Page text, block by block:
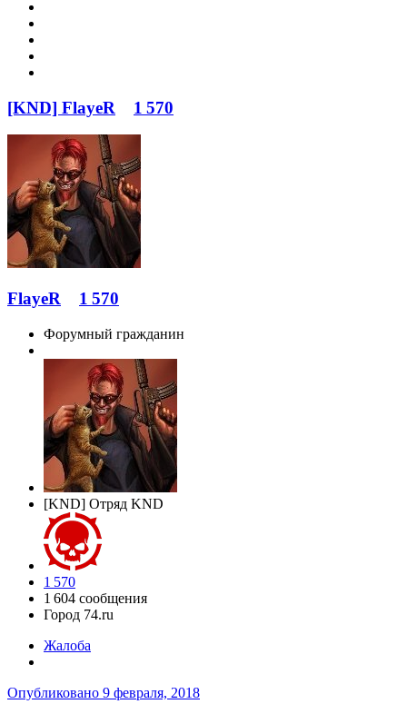
[KND] FlayeR 1 570
FlayeR 1 570
Форумный гражданин
[KND] Отряд KND
1 570
1 604 сообщения
Город 74.ru
Жалоба
Опубликовано 9 февраля, 2018